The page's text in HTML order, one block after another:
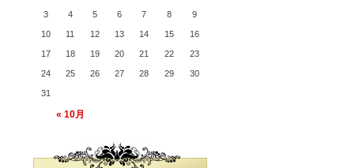
« 10月
3 4 5 6 7 8 9
10 11 12 13 14 15 16
17 18 19 20 21 22 23
24 25 26 27 28 29 30
31